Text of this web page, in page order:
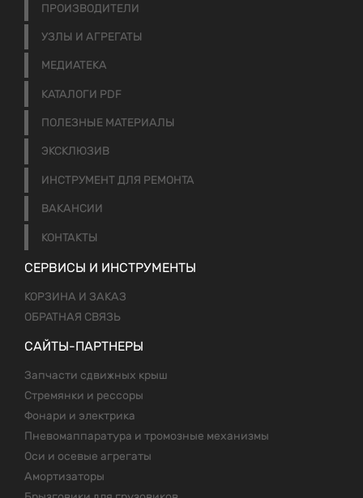
ПРОИЗВОДИТЕЛИ
УЗЛЫ И АГРЕГАТЫ
МЕДИАТЕКА
КАТАЛОГИ PDF
ПОЛЕЗНЫЕ МАТЕРИАЛЫ
ЭКСКЛЮЗИВ
ИНСТРУМЕНТ ДЛЯ РЕМОНТА
ВАКАНСИИ
КОНТАКТЫ
СЕРВИСЫ И ИНСТРУМЕНТЫ
КОРЗИНА И ЗАКАЗ
ОБРАТНАЯ СВЯЗЬ
САЙТЫ-ПАРТНЕРЫ
Запчасти сдвижных крыш
Стремянки и рессоры
Фонари и электрика
Пневомаппаратура и тромозные механизмы
Оси и осевые агрегаты
Амортизаторы